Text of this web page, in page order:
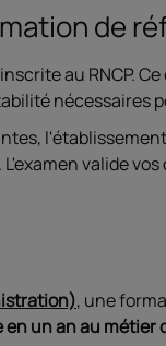
de
au RNCP.
nécessaires
valide
, une
en un an au